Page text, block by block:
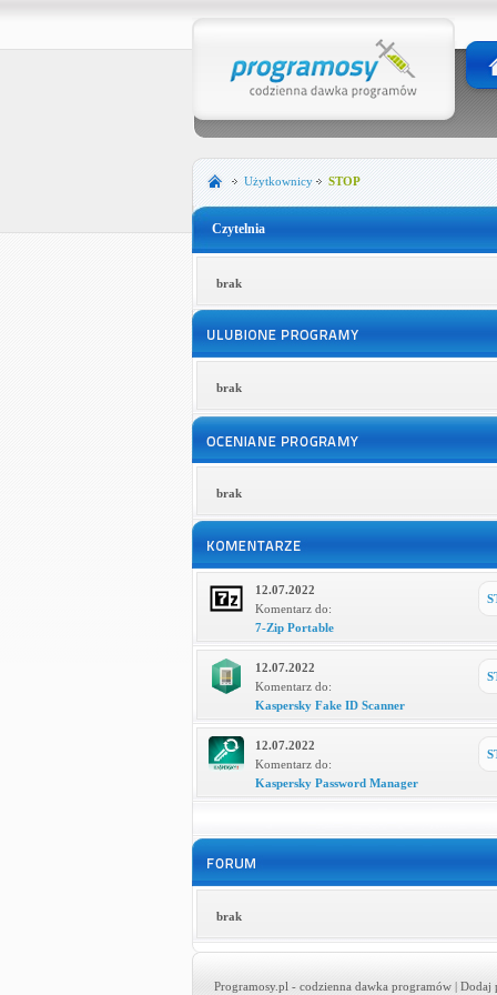
Użytkownicy STOP
Czytelnia
brak
brak
brak
12.07.2022
Komentarz do:
7-Zip Portable
12.07.2022
Komentarz do:
Kaspersky Fake ID Scanner
12.07.2022
Komentarz do:
Kaspersky Password Manager
brak
Programosy.pl - codzienna dawka programów | Dodaj